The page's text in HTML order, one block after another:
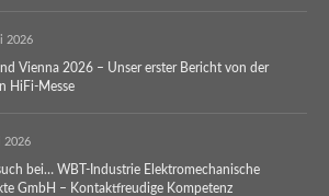
2026
Vienna 2026 – Unser erster Bericht von der
HiFi-Messe
2026
bei… WBT-Industrie Elektromechanische
GmbH – Kontaktfreudige Kompetenz